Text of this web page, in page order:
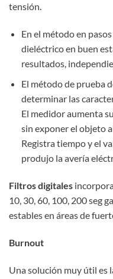
tensión.
En el método en
dieléctrico en buen
resultados,
El método de prueba
determinar las
El medidor aumenta
sin exponer el objeto
Registra tiempo y el
produjo la avería
Filtros digitales
10, 30, 60, 100, 200 seg
estables en áreas de
Burnout
Una solución muy útil es